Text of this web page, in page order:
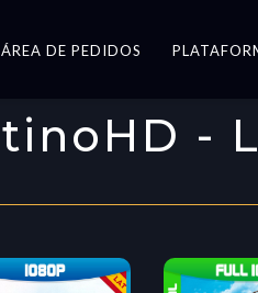
ÁREA DE PEDIDOS
-